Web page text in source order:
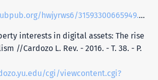
https://assets.pubpub.org/hwjyrws6/31593300665949.pdf
interests in digital assets: The rise
//Cardozo L. Rev. - 2016. - Т. 38. - P.
cgi/viewcontent.cgi?